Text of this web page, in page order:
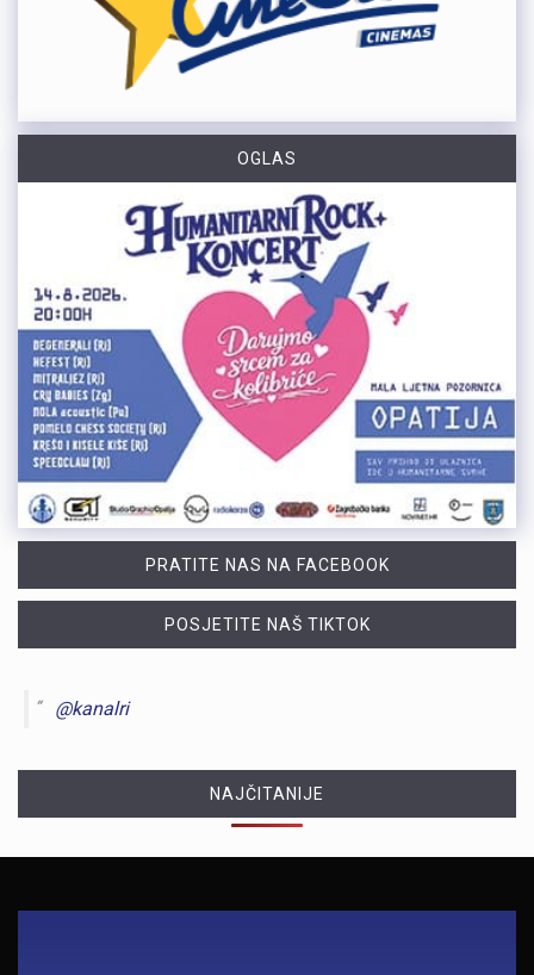
OGLAS
PRATITE NAS NA FACEBOOK
POSJETITE NAŠ TIKTOK
@kanalri
NAJČITANIJE